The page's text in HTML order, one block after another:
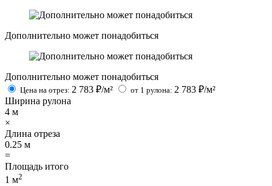
Дополнительно может понадобиться
Дополнительно может понадобиться
Цена на отрез: 2 783 ₽/м² от 1 рулона: 2 783 ₽/м²
Ширина рулона
4 м
×
Длина отреза
0.25 м
=
Площадь итого
1 м2